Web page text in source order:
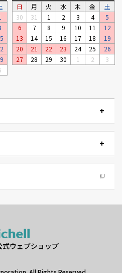
ダスポット
使いやすい生活の必需品です。
日 月 火 水 木 金
土
30
31 1 2 3 4
5
6
7 8 9 10 11
12
13
14 15 16 17 18
19
20
21 22 23 24 25
26
27
28 29 30 1 2 3
式ウェブショップ